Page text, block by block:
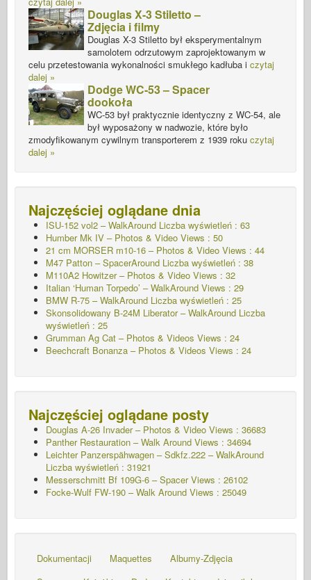
Douglas X-3 Stiletto –
Zdjęcia i filmy
Douglas X-3 Stiletto był eksperymentalnym
samolotem odrzutowym zaprojektowanym w
celu przetestowania wykonalności smukłego kadłuba i czytaj
dalej »
Dodge WC-53 – Spacer
dookoła
WC-53 był praktycznie identyczny z WC-54, ale
był wyposażony w nadwozie, które było
zmodyfikowanym cywilnym transporterem z 1939 roku czytaj
dalej »
Najczęściej oglądane dnia
ISU-152 vol2 – WalkAround Liczba wyświetleń : 63
Humber Mk IV – Photos & Video Views : 50
21 cm MORSER m10-16 – Photos & Video Views : 44
M47 Patton – SpacerAround Liczba wyświetleń : 38
M110A2 Howitzer – Photos & Video Views : 32
Italian ‘Human Torpedo’ – WalkAround Views : 29
BMW R-75 – WalkAround Liczba wyświetleń : 25
Skonsolidowany B-24M Liberator – WalkAround Liczba
wyświetleń : 25
Grumman Ag Cat – Photos & Videos Views : 24
Beechcraft Bonanza – Photos & Videos Views : 24
Najczęściej oglądane posty
Douglas A-26 Invader – Photos & Video Views : 36683
Panther Restauration – Walk Around Views : 34694
Leichter Panzerspähwagen – Sdkfz.222 – WalkAround
Liczba wyświetleń : 31921
Messerschmitt Bf 109G-6 – Spacer Views : 26102
Focke-Wulf FW-190 – Walk Around Views : 25049
Dokumentacji Maquettes
Albumy-Zdjęcia